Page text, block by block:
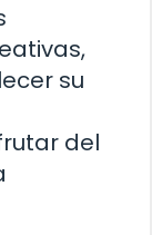
su
del